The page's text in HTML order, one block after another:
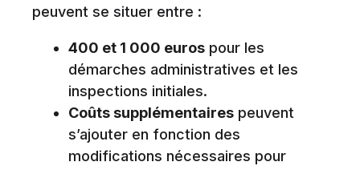
peuvent se situer entre :
400 et 1 000 euros pour les
démarches administratives et les
inspections initiales.
Coûts supplémentaires peuvent
s’ajouter en fonction des
modifications nécessaires pour